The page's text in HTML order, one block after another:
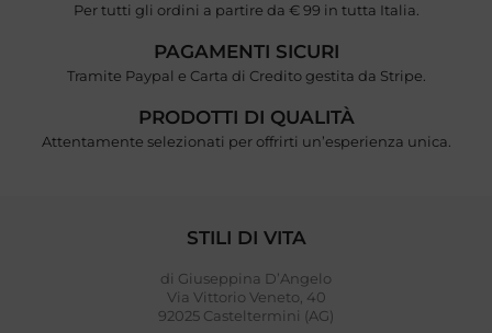
Per tutti gli ordini a partire da € 99 in tutta Italia.
PAGAMENTI SICURI
Tramite Paypal e Carta di Credito gestita da Stripe.
PRODOTTI DI QUALITÀ
Attentamente selezionati per offrirti un’esperienza unica.
STILI DI VITA
di Giuseppina D’Angelo
Via Vittorio Veneto, 40
92025 Casteltermini (AG)